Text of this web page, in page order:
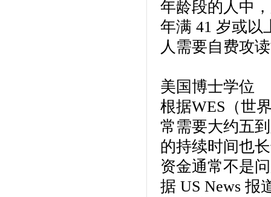
年龄段的人中
年满 41 岁或以
人需要自费攻
美国博士学位
根据WES（世
常需要大约五
的持续时间也
资金通常不是
据 US News 报